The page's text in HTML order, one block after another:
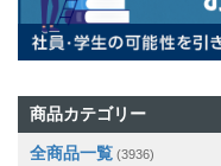
商品カテゴリー
全商品一覧 (3936)